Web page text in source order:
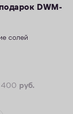
DWM-
солей
л
экв/л
— 5 мг/л
400 руб.